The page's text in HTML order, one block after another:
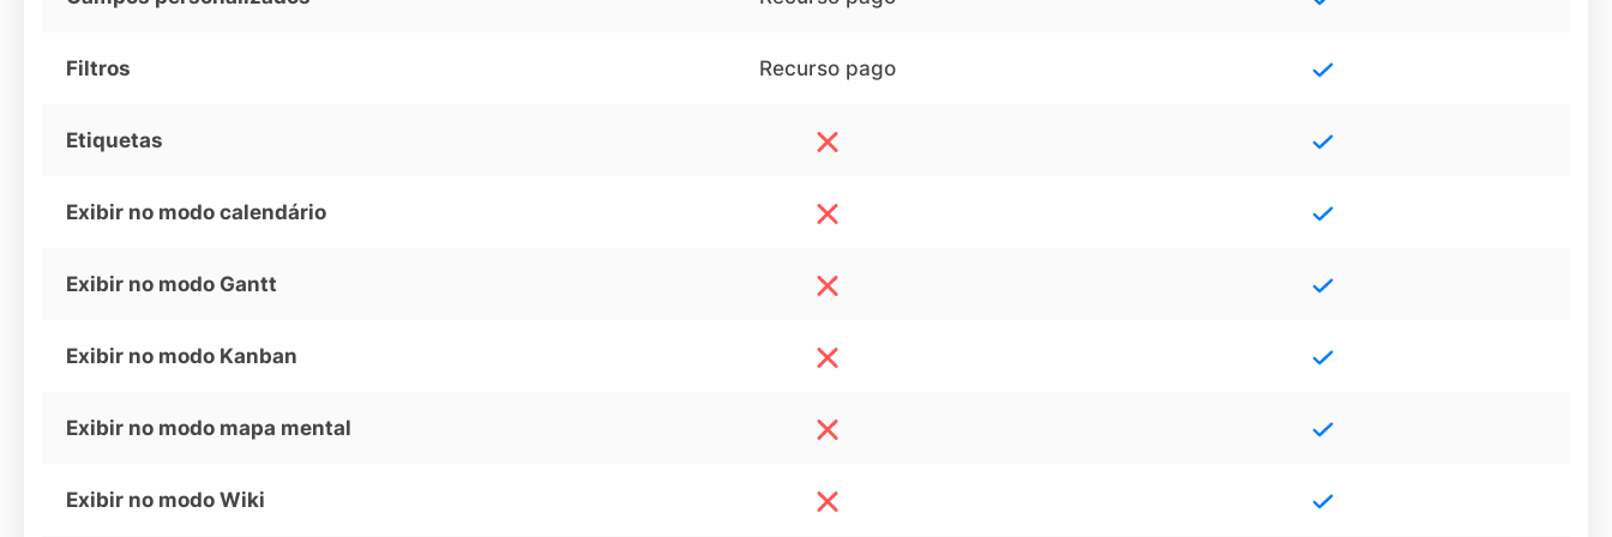
Filtros Recurso pago
Etiquetas
Exibir no modo calendário
Exibir no modo Gantt
Exibir no modo Kanban
Exibir no modo mapa mental
Exibir no modo Wiki